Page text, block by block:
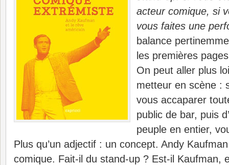
acteur comique, si
vous faites une
balance
les premières
On peut aller plus
metteur en scène :
vous accaparer
public de bar, puis
peuple en entier,
Plus qu’un adjectif : un concept. Andy
comique. Fait-il du stand-up ? Est-il Kaufman,